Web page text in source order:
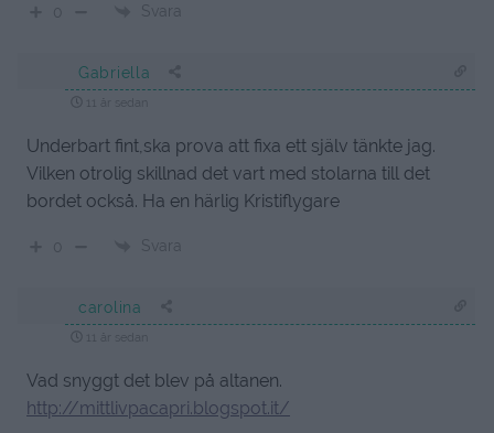
Svara
Gabriella
Underbart fint,ska prova att fixa ett själv tänkte jag.
Vilken otrolig skillnad det vart med stolarna till det
bordet också. Ha en härlig Kristiflygare
Svara
carolina
Vad snyggt det blev på altanen.
http://mittlivpacapri.blogspot.it/